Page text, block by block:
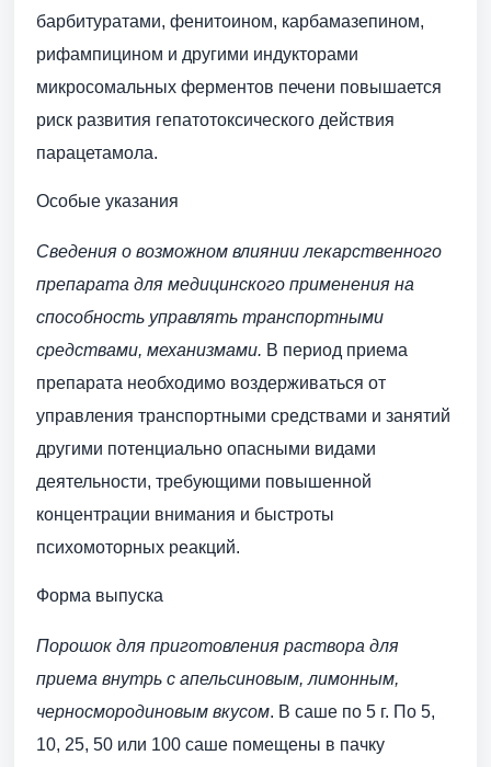
барбитуратами, фенитоином, карбамазепином,
рифампицином и другими индукторами
микросомальных ферментов печени повышается
риск развития гепатотоксического действия
парацетамола.
Особые указания
Сведения о возможном влиянии лекарственного
препарата для медицинского применения на
способность управлять транспортными
средствами, механизмами. В период приема
препарата необходимо воздерживаться от
управления транспортными средствами и занятий
другими потенциально опасными видами
деятельности, требующими повышенной
концентрации внимания и быстроты
психомоторных реакций.
Форма выпуска
Порошок для приготовления раствора для
приема внутрь с апельсиновым, лимонным,
черносмородиновым вкусом. В саше по 5 г. По 5,
10, 25, 50 или 100 саше помещены в пачку